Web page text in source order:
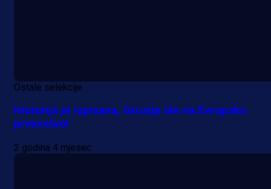
Ostale selekcije
Historija je ispisana, Gruzija ide na Evropsko
prvenstvo!
2 godina 4 mjesec